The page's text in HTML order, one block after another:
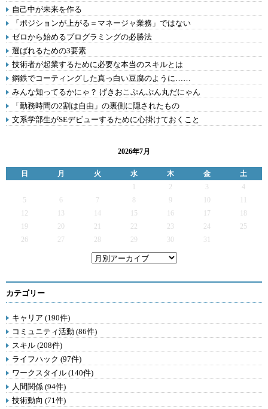
自己中が未来を作る
「ポジションが上がる＝マネージャ業務」ではない
ゼロから始めるプログラミングの必勝法
選ばれるための3要素
技術者が起業するために必要な本当のスキルとは
鋼鉄でコーティングした真っ白い豆腐のように……
みんな知ってるかにゃ？ げきおこぷんぷん丸だにゃん
「勤務時間の2割は自由」の裏側に隠されたもの
文系学部生がSEデビューするために心掛けておくこと
2026年7月
日 月 火 水 木 金
土
2 3
4
5
6 7 9
12
13 14 15 16 17
19
20 21 22 23 24
25
26
27 28 29 30 31
カテゴリー
キャリア (190件)
コミュニティ活動 (86件)
スキル (208件)
ライフハック (97件)
ワークスタイル (140件)
人間関係 (94件)
技術動向 (71件)